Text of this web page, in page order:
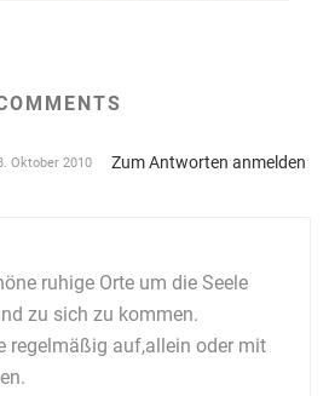
Oktober 2010 Zum Antworten anmelden
ruhige Orte um die Seele
zu sich zu kommen.
regelmäßig auf,allein oder mit